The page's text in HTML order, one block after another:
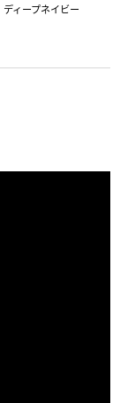
ディープネイビー